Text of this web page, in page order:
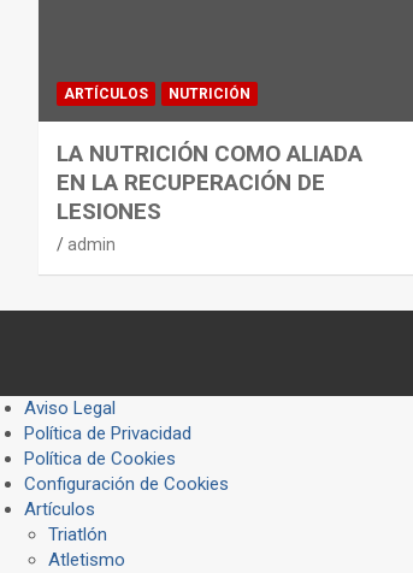
ARTÍCULOS NUTRICIÓN
LA NUTRICIÓN COMO ALIADA
EN LA RECUPERACIÓN DE
LESIONES
admin
Aviso Legal
Política de Privacidad
Política de Cookies
Configuración de Cookies
Artículos
Triatlón
Atletismo